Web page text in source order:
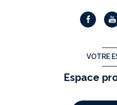
VOTRE
Espace